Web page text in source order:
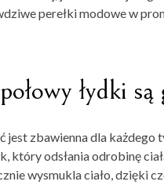
perełki modowe w
łydki są
jest zbawienna dla
który odsłania odrobinę
wysmukla ciało, dzięki